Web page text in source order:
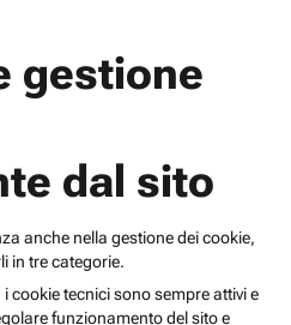
gestione
dal sito
anche nella gestione dei cookie,
in tre categorie.
i cookie tecnici sono sempre attivi e
funzionamento del sito e